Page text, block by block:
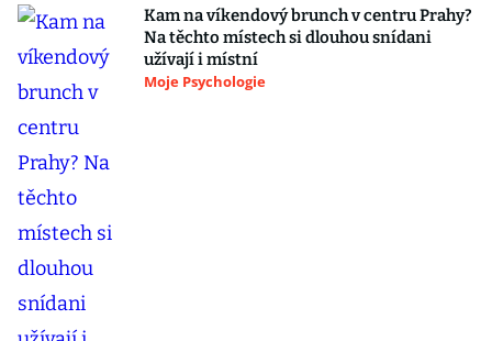
Kam na víkendový brunch v centru Prahy?
Na těchto místech si dlouhou snídani
užívají i místní
Moje Psychologie